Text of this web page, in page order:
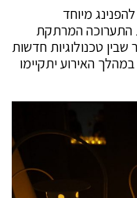
מיוחד
התערוכה המרתקת
טכנולוגיות חדשות
האירוע יתקיימו